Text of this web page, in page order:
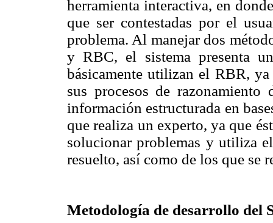
herramienta interactiva, en
que ser contestadas por el
problema. Al manejar dos
y RBC, el sistema presenta
básicamente utilizan el RBR,
sus procesos de
información estructurada en
que realiza un experto, ya que
solucionar problemas y utiliza
resuelto, así como de los que se
Metodología de desarrollo del